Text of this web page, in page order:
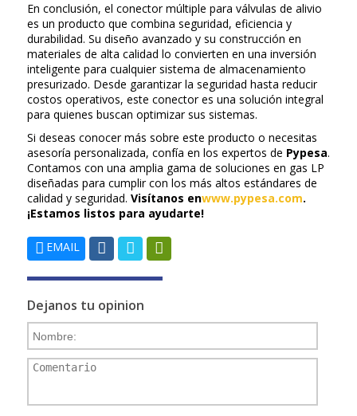
En conclusión, el conector múltiple para válvulas de alivio
es un producto que combina seguridad, eficiencia y
durabilidad. Su diseño avanzado y su construcción en
materiales de alta calidad lo convierten en una inversión
inteligente para cualquier sistema de almacenamiento
presurizado. Desde garantizar la seguridad hasta reducir
costos operativos, este conector es una solución integral
para quienes buscan optimizar sus sistemas.
Si deseas conocer más sobre este producto o necesitas
asesoría personalizada, confía en los expertos de Pypesa.
Contamos con una amplia gama de soluciones en gas LP
diseñadas para cumplir con los más altos estándares de
calidad y seguridad. Visítanos enwww.pypesa.com.
¡Estamos listos para ayudarte!
EMAIL
Dejanos tu opinion